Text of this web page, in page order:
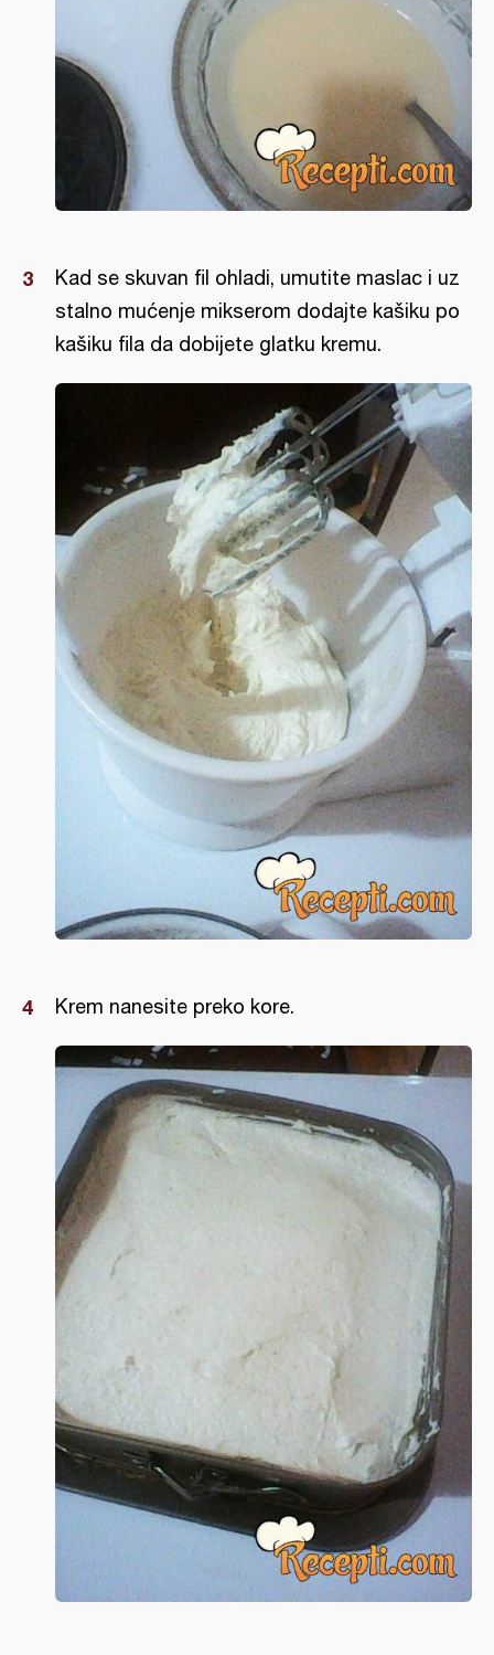
Kad se skuvan fil ohladi, umutite maslac i uz
stalno mućenje mikserom dodajte kašiku po
kašiku fila da dobijete glatku kremu.
Krem nanesite preko kore.